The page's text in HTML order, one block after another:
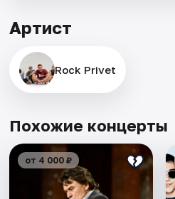
Артист
Rock Privet
Похожие концерты
от 4 000 ₽